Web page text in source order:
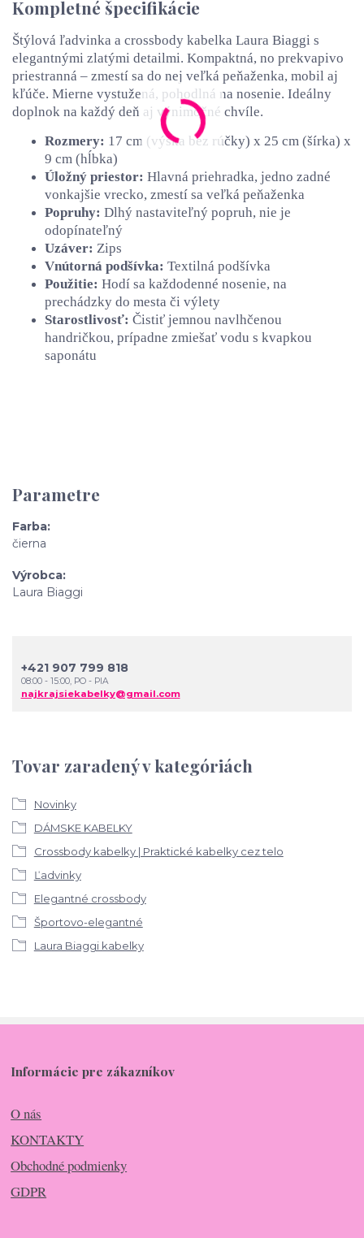
Kompletné špecifikácie
Štýlová ľadvinka a crossbody kabelka Laura Biaggi s
elegantnými zlatými detailmi. Kompaktná, no prekvapivo
priestranná – zmestí sa do nej veľká peňaženka, mobil aj
kľúče. Mierne vystužená, pohodlná na nosenie. Ideálny
doplnok na každý deň aj výnimočné chvíle.
Rozmery: 17 cm (výška bez rúčky) x 25 cm (šírka) x
9 cm (hĺbka)
Úložný priestor: Hlavná priehradka, jedno zadné
vonkajšie vrecko, zmestí sa veľká peňaženka
Popruhy: Dlhý nastaviteľný popruh, nie je
odopínateľný
Uzáver: Zips
Vnútorná podšívka: Textilná podšívka
Použitie: Hodí sa každodenné nosenie, na
prechádzky do mesta či výlety
Starostlivosť: Čistiť jemnou navlhčenou
handričkou, prípadne zmiešať vodu s kvapkou
saponátu
Parametre
Farba
čierna
Výrobca
Laura Biaggi
Tovar zaradený v kategóriách
Novinky
DÁMSKE KABELKY
Crossbody kabelky | Praktické kabelky cez telo
Ľadvinky
Elegantné crossbody
Športovo-elegantné
Laura Biaggi kabelky
+421 907 799 818
08:00 - 15:00, PO - PIA
najkrajsiekabelky@gmail.com
Informácie pre zákazníkov
O nás
KONTAKTY
Obchodné podmienky
GDPR